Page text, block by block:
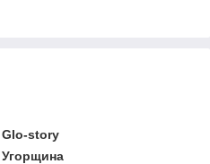
Glo-story
Угорщина